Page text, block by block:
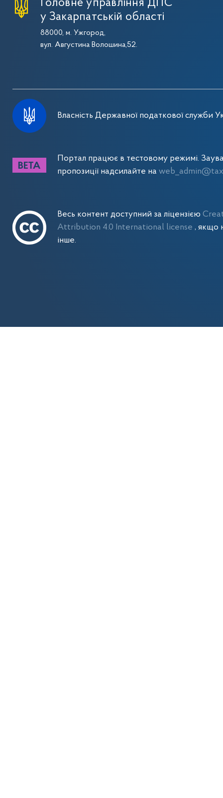
Головне управління ДПС
у Закарпатській області
88000, м. Ужгород,
вул. Августина Волошина,52.
Власність Державної податкової служби
Портал працює в тестовому режимі.
пропозиції надсилайте на
Весь контент доступний за ліцензією
Attribution 4.0 International license , якщо
інше.